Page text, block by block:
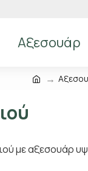
Αξεσουάρ
με αξεσουάρ